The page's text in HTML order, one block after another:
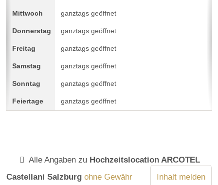
ganztags geöffnet
ganztags geöffnet
ganztags geöffnet
ganztags geöffnet
ganztags geöffnet
ganztags geöffnet
Alle Angaben zu Hochzeitslocation ARCOTEL
Castellani Salzburg ohne Gewähr Inhalt melden